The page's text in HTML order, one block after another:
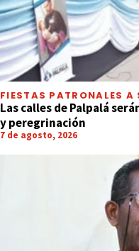
FIESTAS PATRONALES A
Las calles de Palpalá
y peregrinación
7 de agosto, 2026